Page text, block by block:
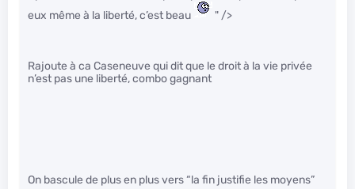
eux même à la liberté, c’est beau
" />
Rajoute à ca Caseneuve qui dit que le droit à la vie privée
n’est pas une liberté, combo gagnant
On bascule de plus en plus vers “la fin justifie les moyens”